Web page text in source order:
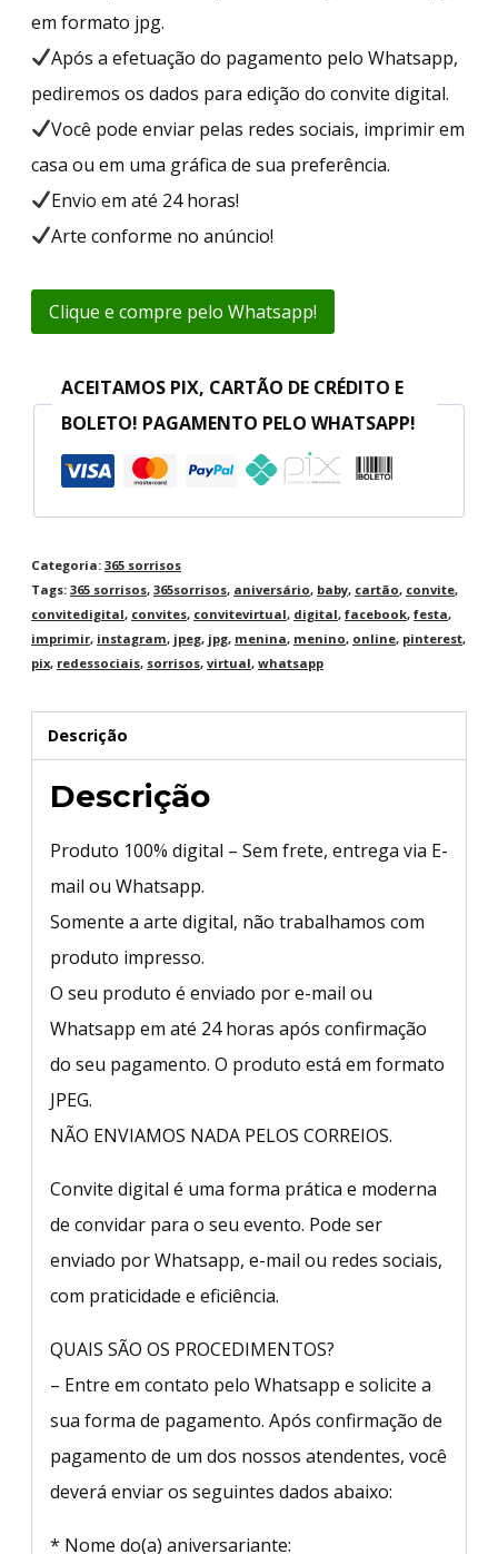
em formato jpg.
Após a efetuação do pagamento pelo Whatsapp,
pediremos os dados para edição do convite digital.
Você pode enviar pelas redes sociais, imprimir em
casa ou em uma gráfica de sua preferência.
Envio em até 24 horas!
Arte conforme no anúncio!
Clique e compre pelo Whatsapp!
ACEITAMOS PIX, CARTÃO DE CRÉDITO E
BOLETO! PAGAMENTO PELO WHATSAPP!
Categoria: 365 sorrisos
Tags: 365 sorrisos, 365sorrisos, aniversário, baby, cartão, convite,
convitedigital, convites, convitevirtual, digital, facebook, festa,
imprimir, instagram, jpeg, jpg, menina, menino, online, pinterest,
pix, redessociais, sorrisos, virtual, whatsapp
Descrição
Descrição
Produto 100% digital – Sem frete, entrega via E-
mail ou Whatsapp.
Somente a arte digital, não trabalhamos com
produto impresso.
O seu produto é enviado por e-mail ou
Whatsapp em até 24 horas após confirmação
do seu pagamento. O produto está em formato
JPEG.
NÃO ENVIAMOS NADA PELOS CORREIOS.
Convite digital é uma forma prática e moderna
de convidar para o seu evento. Pode ser
enviado por Whatsapp, e-mail ou redes sociais,
com praticidade e eficiência.
QUAIS SÃO OS PROCEDIMENTOS?
– Entre em contato pelo Whatsapp e solicite a
sua forma de pagamento. Após confirmação de
pagamento de um dos nossos atendentes, você
deverá enviar os seguintes dados abaixo:
* Nome do(a) aniversariante: